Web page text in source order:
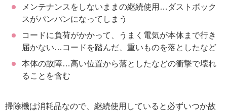
メンテナンスをしないままの継続使用…ダストボック
スがパンパンになってしまう
コードに負荷がかかって、うまく電気が本体まで行き
届かない…コードを踏んだ、重いものを落としたなど
本体の故障…高い位置から落としたなどの衝撃で壊れ
ることを含む
掃除機は消耗品なので、継続使用していると必ずいつか故